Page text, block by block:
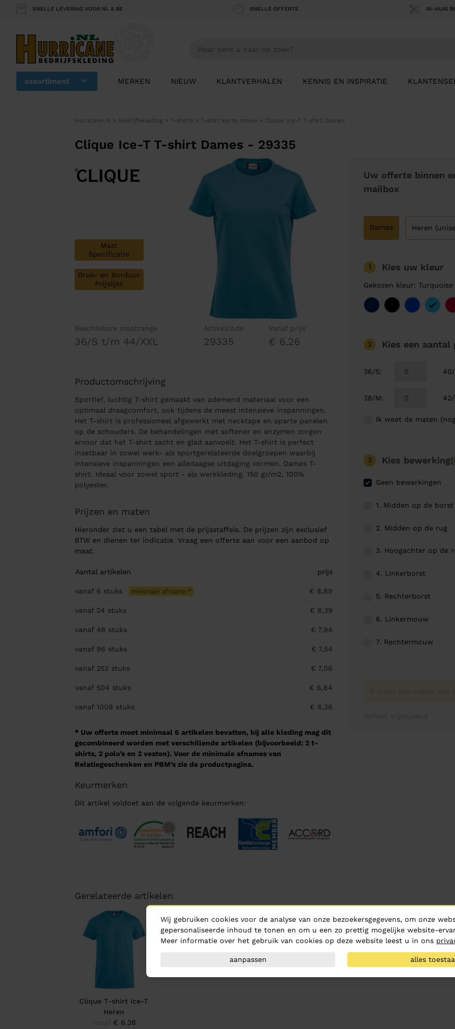
SNELLE LEVERING VOOR NL & BE SNELLE OFFERTE IN-HUIS
assortiment MERKEN NIEUW KLANTVERHALEN KENNIS EN INSPIRATIE
Hurricane.nl > Bedrijfskleding > T-shirts > T-shirt korte mouw > Clique Ice-T T-shirt Dames
Clique Ice-T T-shirt Dames - 29335
Maat
Specificatie
Druk- en Borduur
Prijslijst
Beschikbare maatrange
36/S t/m 44/XXL
Artikelcode
29335
Vanaf prijs
€ 6,26
Productomschrijving
Sportief, luchtig T-shirt gemaakt van ademend materiaal voor een
optimaal draagcomfort, ook tijdens de meest intensieve inspanningen.
Het T-shirt is professioneel afgewerkt met necktape en aparte panelen
op de schouders. De behandelingen met softener en enzymen zorgen
ervoor dat het T-shirt zacht en glad aanvoelt. Het T-shirt is perfect
inzetbaar in zowel werk- als sportgerelateerde doelgroepen waarbij
intensieve inspanningen een alledaagse uitdaging vormen. Dames T-
shirt. Ideaal voor zowel sport - als werkkleding. 150 gr/m2, 100%
polyester.
Prijzen en maten
Hieronder ziet u een tabel met de prijsstaffels. De prijzen zijn exclusief
BTW en dienen ter indicatie. Vraag een offerte aan voor een aanbod op
maat.
Aantal artikelen prijs
vanaf 6 stuks minimale afname * € 8,89
vanaf 24 stuks € 8,39
vanaf 48 stuks € 7,94
vanaf 96 stuks € 7,54
vanaf 252 stuks € 7,06
vanaf 504 stuks € 6,64
vanaf 1008 stuks € 6,26
* Uw offerte moet minimaal 6 artikelen bevatten, bij alle kleding mag dit
gecombineerd worden met verschillende artikelen (bijvoorbeeld: 2 t-
shirts, 2 polo’s en 2 vesten). Voor de minimale afnames van
Relatiegeschenken en PBM’s zie de productpagina.
Keurmerken
Dit artikel voldoet aan de volgende keurmerken:
Uw offerte binnen
mailbox
Dames Heren
1 Kies uw kleur
Gekozen kleur: Turquoise
2 Kies een aantal
36/S:
38/M:
40/
42/
Ik weet de maten
3 Kies
Geen bewerkingen
1. Midden op de borst
2. Midden op de rug
3. Hoogachter op de
4. Linkerborst
5. Rechterborst
6. Linkermouw
7. Rechtermouw
Gerelateerde artikelen
Clique T-shirt Ice-T
Heren
€ 6.26
Wij gebruiken cookies voor de analyse van onze bezoekersgegevens, om onze
gepersonaliseerde inhoud te tonen en om u een zo prettig mogelijke website-
Meer informatie over het gebruik van cookies op deze website leest u in ons
aanpassen alles